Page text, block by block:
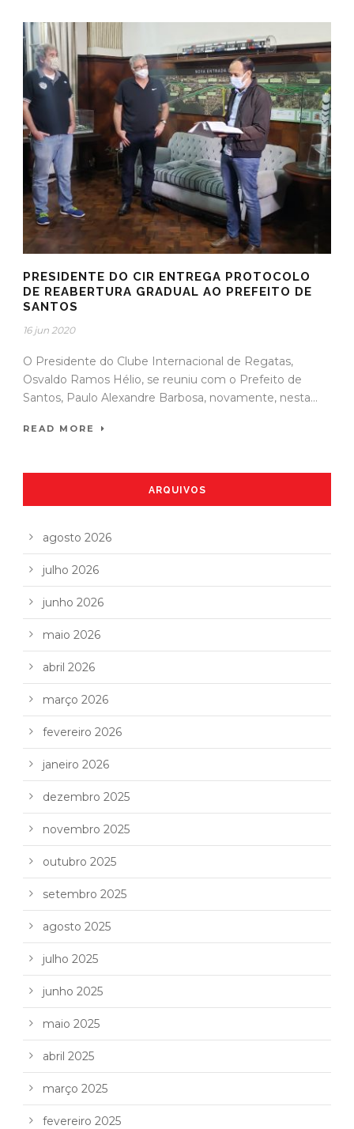
PRESIDENTE DO CIR ENTREGA PROTOCOLO
DE REABERTURA GRADUAL AO PREFEITO DE
SANTOS
16 jun 2020
O Presidente do Clube Internacional de Regatas,
Osvaldo Ramos Hélio, se reuniu com o Prefeito de
Santos, Paulo Alexandre Barbosa, novamente, nesta...
READ MORE
ARQUIVOS
agosto 2026
julho 2026
junho 2026
maio 2026
abril 2026
março 2026
fevereiro 2026
janeiro 2026
dezembro 2025
novembro 2025
outubro 2025
setembro 2025
agosto 2025
julho 2025
junho 2025
maio 2025
abril 2025
março 2025
fevereiro 2025